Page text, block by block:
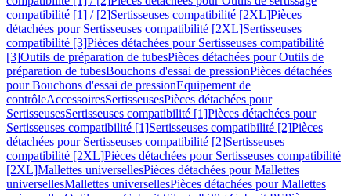
compatibilité [1] / [2]Sertisseuses compatibilité [2XL]Pièces
détachées pour Sertisseuses compatibilité [2XL]Sertisseuses
compatibilité [3]Pièces détachées pour Sertisseuses compatibilité
[3]Outils de préparation de tubesPièces détachées pour Outils de
préparation de tubesBouchons d'essai de pressionPièces détachées
pour Bouchons d'essai de pressionEquipement de
contrôleAccessoiresSertisseusesPièces détachées pour
SertisseusesSertisseuses compatibilité [1]Pièces détachées pour
Sertisseuses compatibilité [1]Sertisseuses compatibilité [2]Pièces
détachées pour Sertisseuses compatibilité [2]Sertisseuses
compatibilité [2XL]Pièces détachées pour Sertisseuses compatibilité
[2XL]Mallettes universellesPièces détachées pour Mallettes
universellesMallettes universellesPièces détachées pour Mallettes